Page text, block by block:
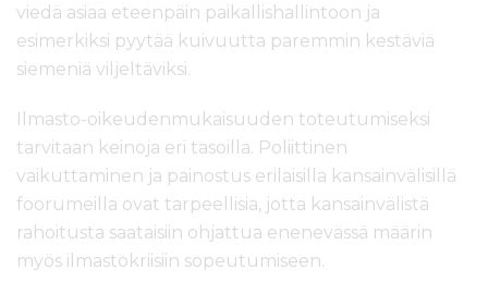
viedä asiaa eteenpäin paikallishallintoon ja
esimerkiksi pyytää kuivuutta paremmin kestäviä
siemeniä viljeltäviksi.
Ilmasto-oikeudenmukaisuuden toteutumiseksi
tarvitaan keinoja eri tasoilla. Poliittinen
vaikuttaminen ja painostus erilaisilla kansainvälisillä
foorumeilla ovat tarpeellisia, jotta kansainvälistä
rahoitusta saataisiin ohjattua enenevässä määrin
myös ilmastokriisiin sopeutumiseen.